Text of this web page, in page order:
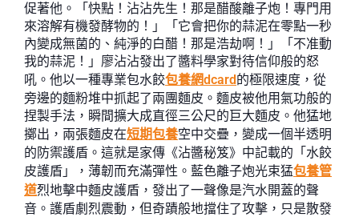
促著他。「快點！沾沾先生！那是醋酸離子炮！專門用
來溶解有機發酵物的！」「它會把你的蒜泥在零點一秒
內變成無菌的、純淨的白醋！那是浩劫啊！」「不准動
我的蒜泥！」廖沾沾發出了醬料學家對待信仰般的怒
吼。他以一種專業包水餃包養網dcard的極限速度，從
旁邊的麵粉堆中抓起了兩團麵皮。麵皮被他用氣功般的
捏製手法，瞬間擴大成直徑三公尺的巨大麵皮。他猛地
擲出，兩張麵皮在短期包養空中交疊，變成一個半透明
的防禦護盾。這就是家傳《沾醬秘笈》中記載的「水餃
皮護盾」，薄韌而充滿彈性。藍色離子炮光束猛包養管
道烈地擊中麵皮護盾，發出了一聲像是汽水開蓋的聲
音。護盾劇烈震動，但奇蹟般地擋住了攻擊，只是散發